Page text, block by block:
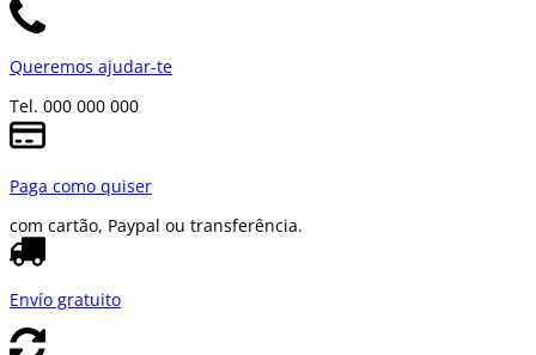
Queremos ajudar-te
Tel. 000 000 000
Paga como quiser
com cartão, Paypal ou transferência.
Envío gratuito